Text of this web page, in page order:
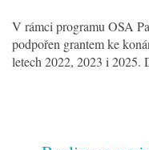
V rámci programu OSA
podpořen grantem ke
letech 2022, 2023 i 2025.